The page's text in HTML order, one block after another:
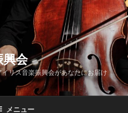
興会
リス音楽振興会があなたにお届け
メニュー